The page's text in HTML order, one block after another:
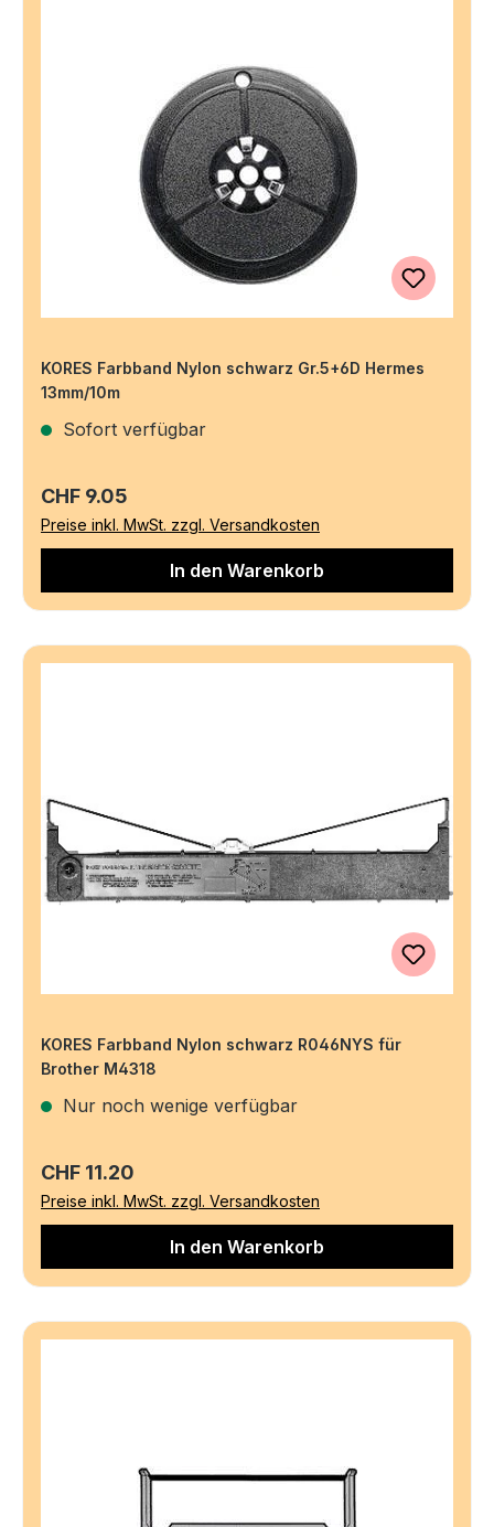
KORES Farbband Nylon schwarz Gr.5+6D Hermes
13mm/10m
Sofort verfügbar
Regulärer Preis:
CHF 9.05
Preise inkl. MwSt. zzgl. Versandkosten
In den Warenkorb
KORES Farbband Nylon schwarz R046NYS für
Brother M4318
Nur noch wenige verfügbar
Regulärer Preis:
CHF 11.20
Preise inkl. MwSt. zzgl. Versandkosten
In den Warenkorb